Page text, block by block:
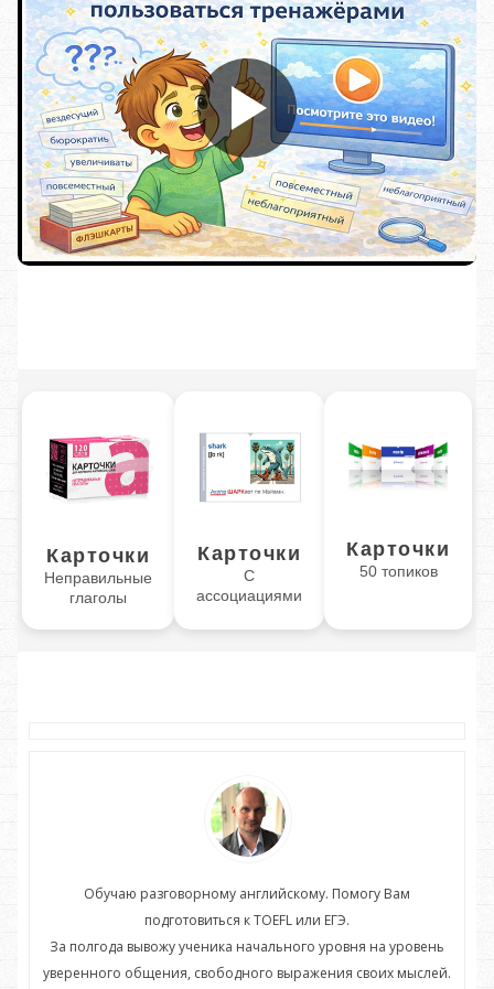
Карточки
Неправильные
глаголы
Карточки
С
ассоциациями
Карточки
50 топиков
Обучаю разговорному английскому. Помогу Вам
подготовиться к TOEFL или ЕГЭ.
За полгода вывожу ученика начального уровня на уровень
уверенного общения, свободного выражения своих мыслей.